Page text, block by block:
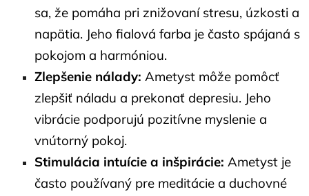
sa, že pomáha pri znižovaní stresu, úzkosti a
napätia. Jeho fialová farba je často spájaná s
pokojom a harmóniou.
Zlepšenie nálady: Ametyst môže pomôcť
zlepšiť náladu a prekonať depresiu. Jeho
vibrácie podporujú pozitívne myslenie a
vnútorný pokoj.
Stimulácia intuície a inšpirácie: Ametyst je
často používaný pre meditácie a duchovné